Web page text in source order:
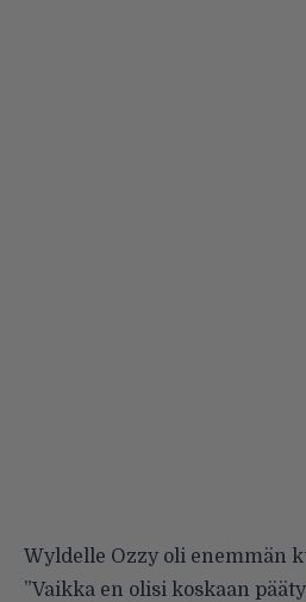
Wyldelle Ozzy oli enemmän
”Vaikka en olisi koskaan